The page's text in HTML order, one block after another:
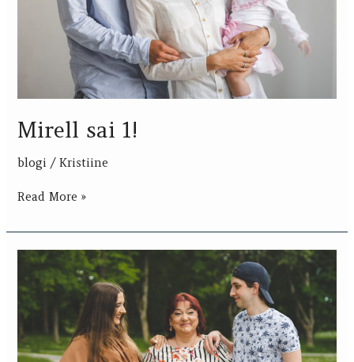
Mirell sai 1!
blogi /Kristiine
Read More »
Aet-
Kadi
sünnipäev